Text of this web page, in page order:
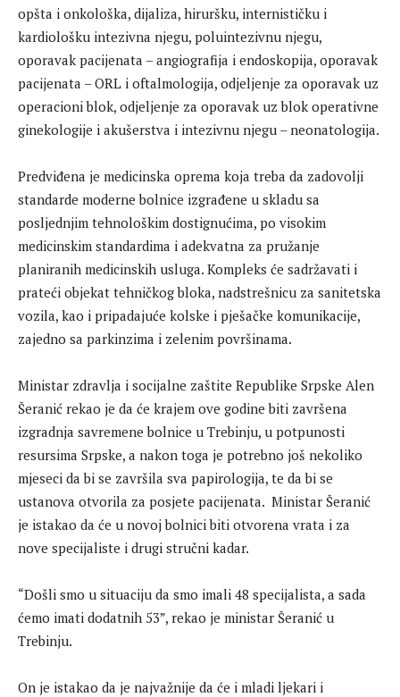
opšta i onkološka, dijaliza, hiruršku, internističku i
kardiološku intezivna njegu, poluintezivnu njegu,
oporavak pacijenata – angiografija i endoskopija, oporavak
pacijenata – ORL i oftalmologija, odjeljenje za oporavak uz
operacioni blok, odjeljenje za oporavak uz blok operativne
ginekologije i akušerstva i intezivnu njegu – neonatologija.
Predviđena je medicinska oprema koja treba da zadovolji
standarde moderne bolnice izgrađene u skladu sa
posljednjim tehnološkim dostignućima, po visokim
medicinskim standardima i adekvatna za pružanje
planiranih medicinskih usluga. Kompleks će sadržavati i
prateći objekat tehničkog bloka, nadstrešnicu za sanitetska
vozila, kao i pripadajuće kolske i pješačke komunikacije,
zajedno sa parkinzima i zelenim površinama.
Ministar zdravlja i socijalne zaštite Republike Srpske Alen
Šeranić rekao je da će krajem ove godine biti završena
izgradnja savremene bolnice u Trebinju, u potpunosti
resursima Srpske, a nakon toga je potrebno još nekoliko
mjeseci da bi se završila sva papirologija, te da bi se
ustanova otvorila za posjete pacijenata. Ministar Šeranić
je istakao da će u novoj bolnici biti otvorena vrata i za
nove specijaliste i drugi stručni kadar.
“Došli smo u situaciju da smo imali 48 specijalista, a sada
ćemo imati dodatnih 53”, rekao je ministar Šeranić u
Trebinju.
On je istakao da je najvažnije da će i mladi ljekari i